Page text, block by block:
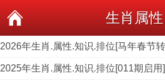
生肖属性
2026年生肖.属性.知识.排位[马年春节
2025年生肖.属性.知识.排位[011期启用]